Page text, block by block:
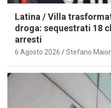
Latina / Villa
droga: sequestrati 18
arresti
6 Agosto 2026 Stefano